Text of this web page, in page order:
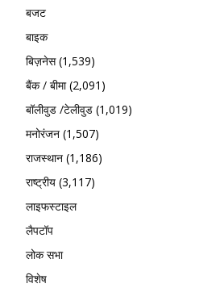
बजट
बाइक
बिज़नेस(1,539)
बैंक / बीमा(2,091)
बॉलीवुड /टेलीवुड (1,019)
मनोरंजन (1,507)
राजस्थान (1,186)
राष्ट्रीय (3,117)
लाइफस्टाइल
लैपटॉप
लोक सभा
विशेष